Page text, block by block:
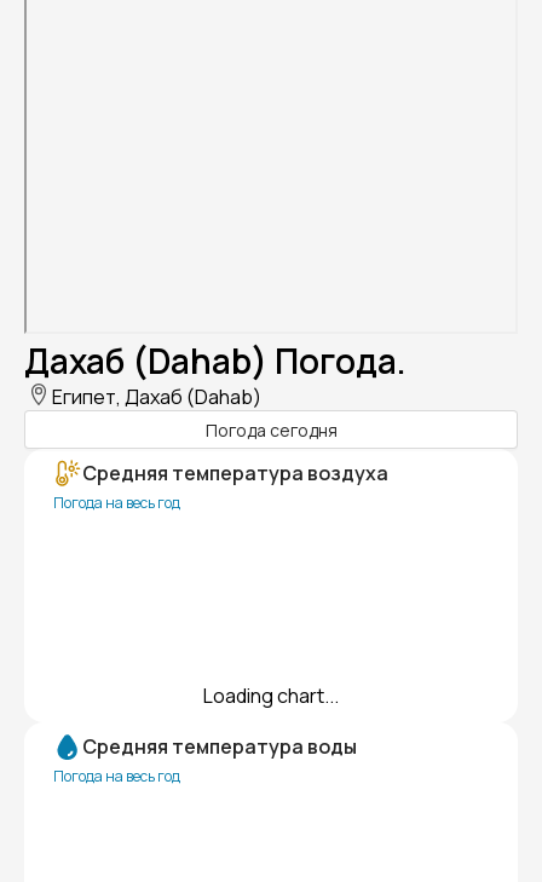
Дахаб (Dahab) Погода.
Египет, Дахаб (Dahab)
Погода сегодня
Средняя температура воздуха
Погода на весь год
Loading chart...
Средняя температура воды
Погода на весь год